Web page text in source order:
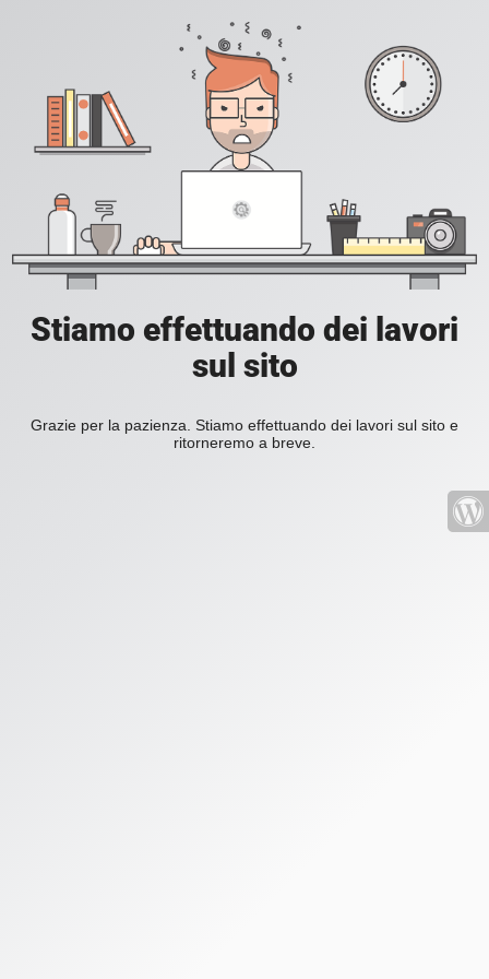
Stiamo effettuando dei lavori
sul sito
Grazie per la pazienza. Stiamo effettuando dei lavori sul sito e
ritorneremo a breve.